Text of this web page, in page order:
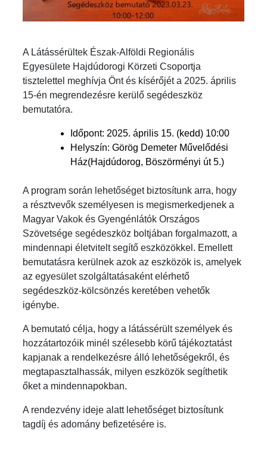
A Látássérültek Észak-Alföldi Regionális
Egyesülete Hajdúdorogi Körzeti Csoportja
tisztelettel meghívja Önt és kísérőjét a 2025. április
15-én megrendezésre kerülő segédeszköz
bemutatóra.
Időpont: 2025. április 15. (kedd) 10:00
Helyszín: Görög Demeter Művelődési
Ház(Hajdúdorog, Böszörményi út 5.)
A program során lehetőséget biztosítunk arra, hogy
a résztvevők személyesen is megismerkedjenek a
Magyar Vakok és Gyengénlátók Országos
Szövetsége segédeszköz boltjában forgalmazott, a
mindennapi életvitelt segítő eszközökkel. Emellett
bemutatásra kerülnek azok az eszközök is, amelyek
az egyesület szolgáltatásaként elérhető
segédeszköz-kölcsönzés keretében vehetők
igénybe.
A bemutató célja, hogy a látássérült személyek és
hozzátartozóik minél szélesebb körű tájékoztatást
kapjanak a rendelkezésre álló lehetőségekről, és
megtapasztalhassák, milyen eszközök segíthetik
őket a mindennapokban.
A rendezvény ideje alatt lehetőséget biztosítunk
tagdíj és adomány befizetésére is.